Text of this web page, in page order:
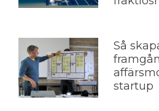
Så
startup